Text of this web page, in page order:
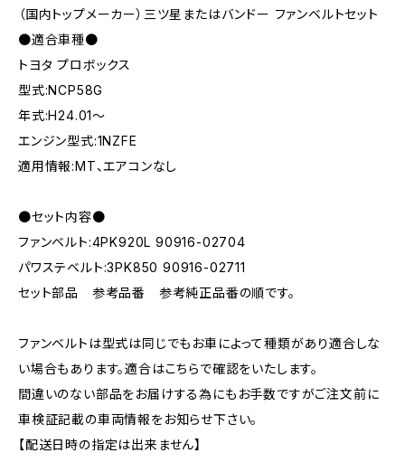
（国内トップメーカー）三ツ星またはバンドー ファンベルトセット
●適合車種●
トヨタ プロボックス
型式:NCP58G
年式:H24.01～
エンジン型式:1NZFE
適用情報:MT、エアコンなし
●セット内容●
ファンベルト:4PK920L 90916-02704
パワステベルト:3PK850 90916-02711
セット部品 参考品番 参考純正品番の順です。
ファンベルトは型式は同じでもお車によって種類があり適合しな
い場合もあります。適合はこちらで確認をいたします。
間違いのない部品をお届けする為にもお手数ですがご注文前に
車検証記載の車両情報をお知らせ下さい。
【配送日時の指定は出来ません】